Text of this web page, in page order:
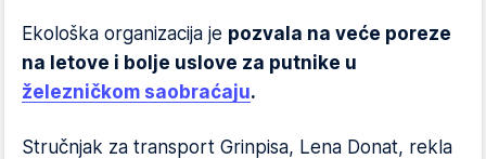
Ekološka organizacija je pozvala na veće poreze
na letove i bolje uslove za putnike u
železničkom saobraćaju.
Stručnjak za transport Grinpisa, Lena Donat, rekla